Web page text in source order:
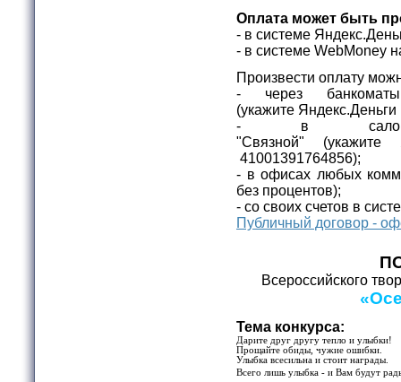
Оплата может быть
- в системе
- в системе
Произвести оплату
- через
(укажите
- в
"Связной" (укажите
41001391764856);
- в офисах любых
без процентов);
- со своих счетов в
Публичный договор -
Всероссийского
Тема конкурса:
Дарите друг другу тепло и улыбки!
Прощайте обиды, чужие ошибки.
Улыбка всесильна и стоит награды.
Всего лишь улыбка - и Вам будут